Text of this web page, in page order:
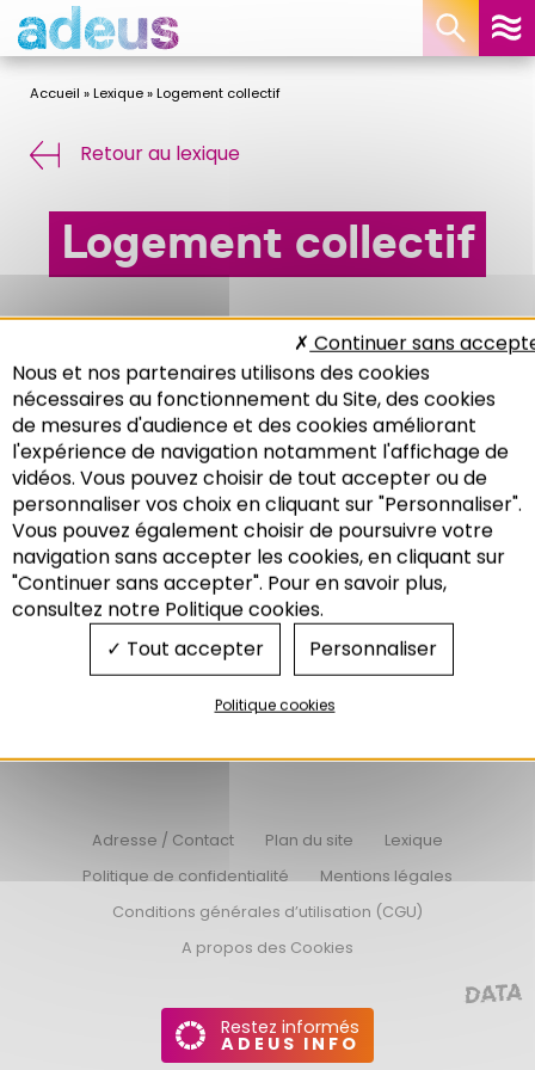
Recherche
Accueil »Lexique»Logement collectif
Retour au lexique
Logement collectif
https://www.adeus.org/glossary/logement/
un immeuble collectif (appartement).
Nos offres d’emplois
Nos appels d’offres
Adresse / Contact Plan du site
Lexique
Politique de confidentialité
Mentions légales
Conditions générales d’utilisation (CGU)
A propos des Cookies
Restez informés
ADEUS INFO
Panneau de gestion des cookies
Nous et nos partenaires utilisons des cookies
nécessaires au fonctionnement du Site, des cookies
de mesures d'audience et des cookies améliorant
l'expérience de navigation notamment l'affichage de
vidéos. Vous pouvez choisir de tout accepter ou de
personnaliser vos choix en cliquant sur "Personnaliser".
Vous pouvez également choisir de poursuivre votre
navigation sans accepter les cookies, en cliquant sur
"Continuer sans accepter". Pour en savoir plus,
consultez notre Politique cookies.
Tout accepter
Continuer sans
Personnaliser
Politique cookies